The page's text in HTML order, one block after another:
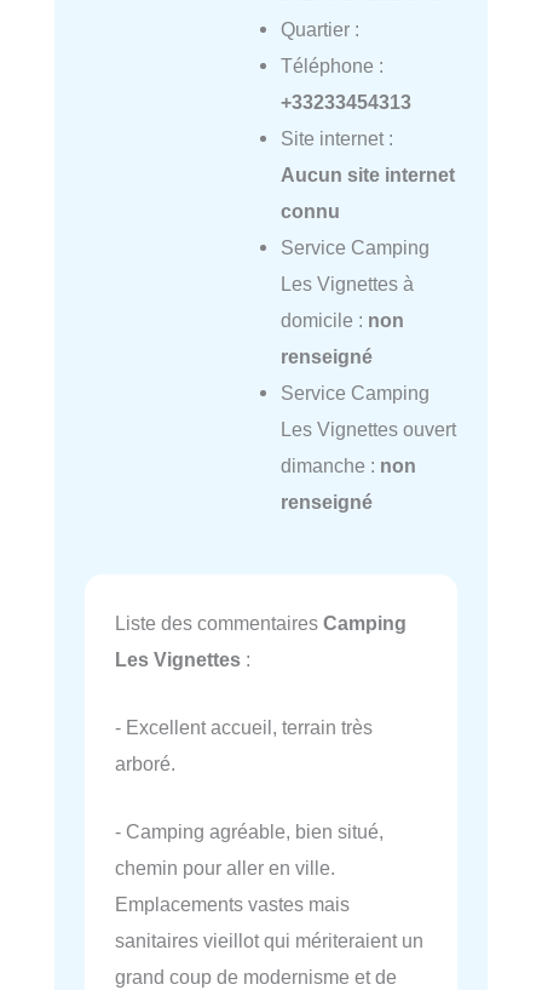
Quartier :
Téléphone :
+33233454313
Site internet :
Aucun site internet
connu
Service Camping
Les Vignettes à
domicile : non
renseigné
Service Camping
Les Vignettes ouvert
dimanche : non
renseigné
Liste des commentaires Camping
Les Vignettes :
- Excellent accueil, terrain très
arboré.
- Camping agréable, bien situé,
chemin pour aller en ville.
Emplacements vastes mais
sanitaires vieillot qui mériteraient un
grand coup de modernisme et de